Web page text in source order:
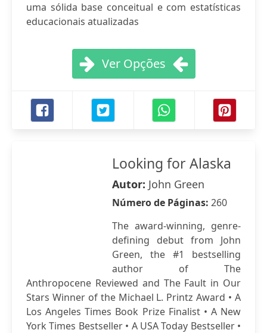
uma sólida base conceitual e com estatísticas
educacionais atualizadas
Ver Opções
Looking for Alaska
Autor: John Green
Número de Páginas: 260
The award-winning, genre-
defining debut from John
Green, the #1 bestselling
author of The
Anthropocene Reviewed and The Fault in Our
Stars Winner of the Michael L. Printz Award • A
Los Angeles Times Book Prize Finalist • A New
York Times Bestseller • A USA Today Bestseller •